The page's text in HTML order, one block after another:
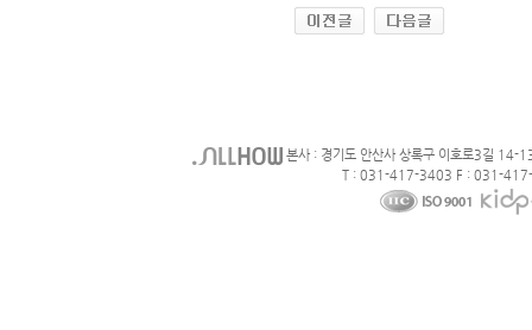
본사 : 경기도 안산사 상록구 이호로3길 14-
T : 031-417-3403 F : 031-